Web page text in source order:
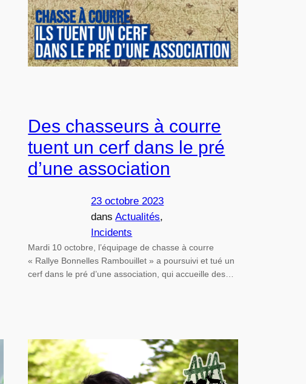
Des chasseurs à courre
tuent un cerf dans le pré
d’une association
23 octobre 2023
dansActualités
Incidents
Mardi 10 octobre, l’équipage de chasse à courre
« Rallye Bonnelles Rambouillet » a poursuivi et tué un
cerf dans le pré d’une association, qui accueille des…